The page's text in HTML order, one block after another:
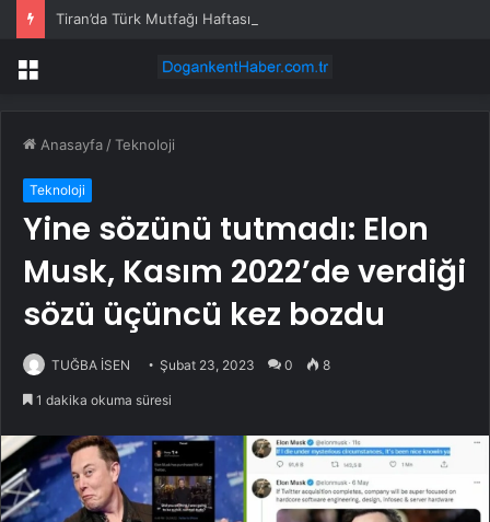
Tiran’da Türk Mutfağı Haftası Tanıtımı
Menü
Anasayfa /Teknoloji
Teknoloji
Yine sözünü tutmadı: Elon
Musk, Kasım 2022’de verdiği
sözü üçüncü kez bozdu
TUĞBA İSEN Şubat 23, 2023 0 8
1 dakika okuma süresi